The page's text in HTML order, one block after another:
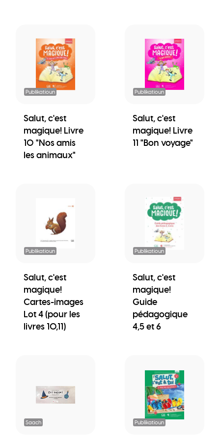
Publikatioun
Salut, c'est
magique! Livre
10 "Nos amis
les animaux"
Publikatioun
Salut, c'est
magique! Livre
11 "Bon voyage"
Publikatioun
Salut, c'est
magique!
Cartes-images
Lot 4 (pour les
livres 10,11)
Publikatioun
Salut, c'est
magique!
Guide
pédagogique
4,5 et 6
Saach Publikatioun